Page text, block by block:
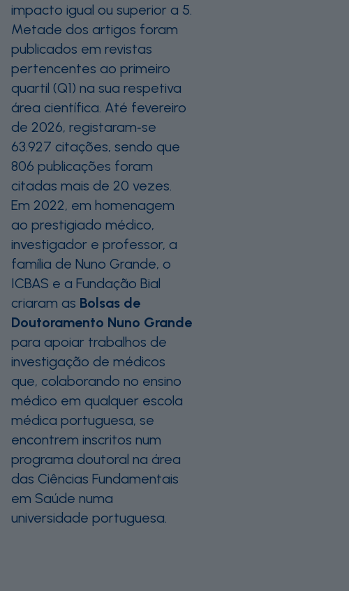
impacto igual ou superior a 5.
Metade dos artigos foram
publicados em revistas
pertencentes ao primeiro
quartil (Q1) na sua respetiva
área científica. Até fevereiro
de 2026, registaram‑se
63.927 citações, sendo que
806 publicações foram
citadas mais de 20 vezes.
Em 2022, em homenagem
ao prestigiado médico,
investigador e professor, a
família de Nuno Grande, o
ICBAS e a Fundação Bial
criaram as Bolsas de
Doutoramento Nuno Grande
para apoiar trabalhos de
investigação de médicos
que, colaborando no ensino
médico em qualquer escola
médica portuguesa, se
encontrem inscritos num
programa doutoral na área
das Ciências Fundamentais
em Saúde numa
universidade portuguesa.